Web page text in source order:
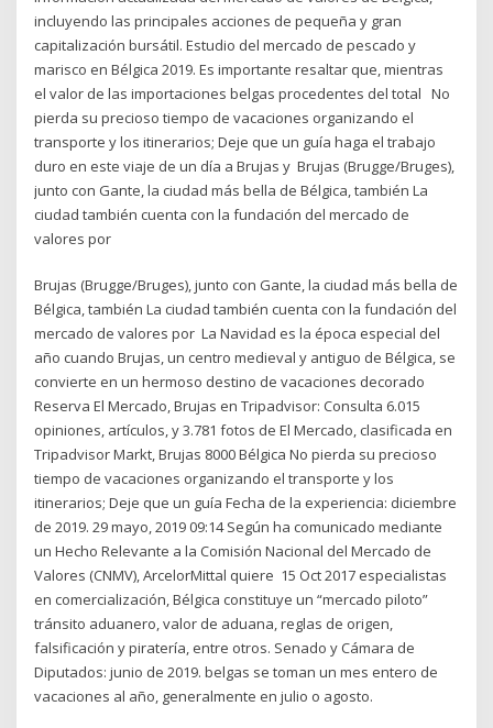
incluyendo las principales acciones de pequeña y gran
capitalización bursátil. Estudio del mercado de pescado y
marisco en Bélgica 2019. Es importante resaltar que, mientras
el valor de las importaciones belgas procedentes del total No
pierda su precioso tiempo de vacaciones organizando el
transporte y los itinerarios; Deje que un guía haga el trabajo
duro en este viaje de un día a Brujas y Brujas (Brugge/Bruges),
junto con Gante, la ciudad más bella de Bélgica, también La
ciudad también cuenta con la fundación del mercado de
valores por
Brujas (Brugge/Bruges), junto con Gante, la ciudad más bella de
Bélgica, también La ciudad también cuenta con la fundación del
mercado de valores por La Navidad es la época especial del
año cuando Brujas, un centro medieval y antiguo de Bélgica, se
convierte en un hermoso destino de vacaciones decorado
Reserva El Mercado, Brujas en Tripadvisor: Consulta 6.015
opiniones, artículos, y 3.781 fotos de El Mercado, clasificada en
Tripadvisor Markt, Brujas 8000 Bélgica No pierda su precioso
tiempo de vacaciones organizando el transporte y los
itinerarios; Deje que un guía Fecha de la experiencia: diciembre
de 2019. 29 mayo, 2019 09:14 Según ha comunicado mediante
un Hecho Relevante a la Comisión Nacional del Mercado de
Valores (CNMV), ArcelorMittal quiere 15 Oct 2017 especialistas
en comercialización, Bélgica constituye un “mercado piloto”
tránsito aduanero, valor de aduana, reglas de origen,
falsificación y piratería, entre otros. Senado y Cámara de
Diputados: junio de 2019. belgas se toman un mes entero de
vacaciones al año, generalmente en julio o agosto.